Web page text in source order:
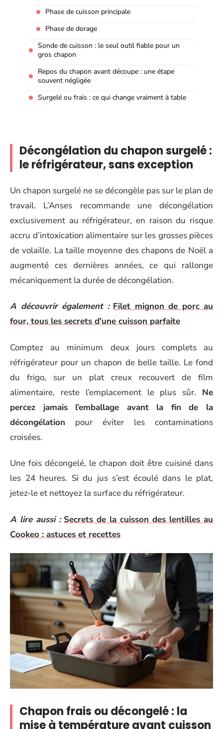
Phase de cuisson principale
Phase de dorage
Sonde de cuisson : le seul outil fiable pour un
gros chapon
Repos du chapon avant découpe : une étape
souvent négligée
Surgelé ou frais : ce qui change vraiment à table
Décongélation du chapon surgelé :
le réfrigérateur, sans exception
Un chapon surgelé ne se décongèle pas sur le plan de
travail. L’Anses recommande une décongélation
exclusivement au réfrigérateur, en raison du risque
accru d’intoxication alimentaire sur les grosses pièces
de volaille. La taille moyenne des chapons de Noël a
augmenté ces dernières années, ce qui rallonge
mécaniquement la durée de décongélation.
A découvrir également : Filet mignon de porc au
four, tous les secrets d'une cuisson parfaite
Comptez au minimum deux jours complets au
réfrigérateur pour un chapon de belle taille. Le fond
du frigo, sur un plat creux recouvert de film
alimentaire, reste l’emplacement le plus sûr. Ne
percez jamais l’emballage avant la fin de la
décongélation pour éviter les contaminations
croisées.
Une fois décongelé, le chapon doit être cuisiné dans
les 24 heures. Si du jus s’est écoulé dans le plat,
jetez-le et nettoyez la surface du réfrigérateur.
A lire aussi : Secrets de la cuisson des lentilles au
Cookeo : astuces et recettes
Chapon frais ou décongelé : la
mise à température avant cuisson